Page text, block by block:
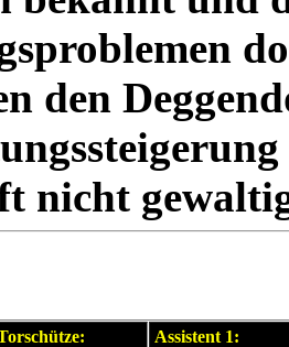
den
nicht
Assistent 1: